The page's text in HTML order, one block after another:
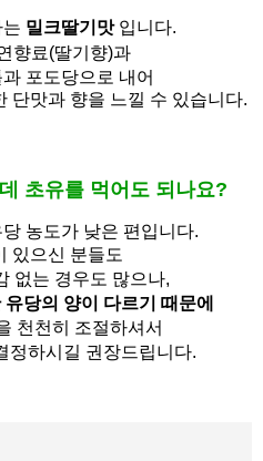
밀크딸기맛입니다.
향료(딸기향)과
포도당으로 내어
단맛과 향을 느낄 수 있습니다.
초유를 먹어도 되나요?
농도가 낮은 편입니다.
있으신 분들도
없는 경우도 많으나,
당의 양이 다르기 때문에
천천히 조절하셔서
정하시길 권장드립니다.